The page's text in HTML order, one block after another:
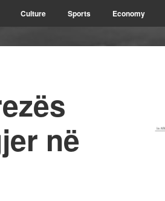
Culture Sports Economy
në